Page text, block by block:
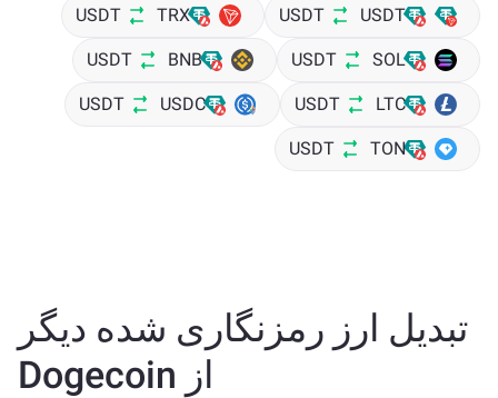
USDT
USDT
TRX
USDT
SOL
USDT
BNB
USDT
LTC
USDT
USDC
USDT
TON
USDT
تبدیل ارز رمزنگاری شده دیگر
از Dogecoin